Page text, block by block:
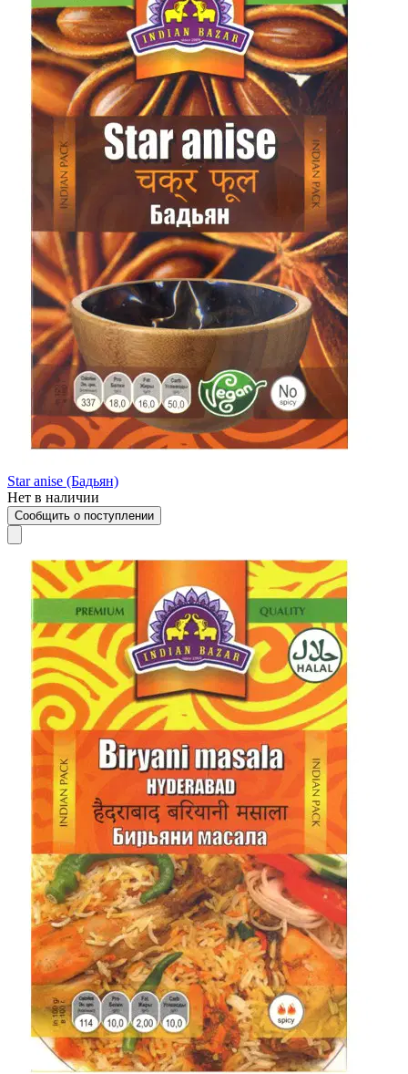
Star anise (Бадьян)
Нет в наличии
Сообщить о поступлении